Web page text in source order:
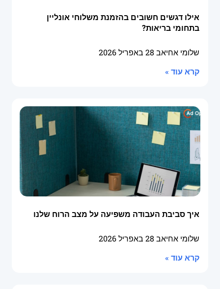
אילו דגשים חשובים בהזמנת משלוחי אונליין
בתחומי בריאות?
שלומי אחיאב 28 באפריל 2026
קרא עוד »
איך סביבת העבודה משפיעה על מצב הרוח שלנו
שלומי אחיאב 28 באפריל 2026
קרא עוד »